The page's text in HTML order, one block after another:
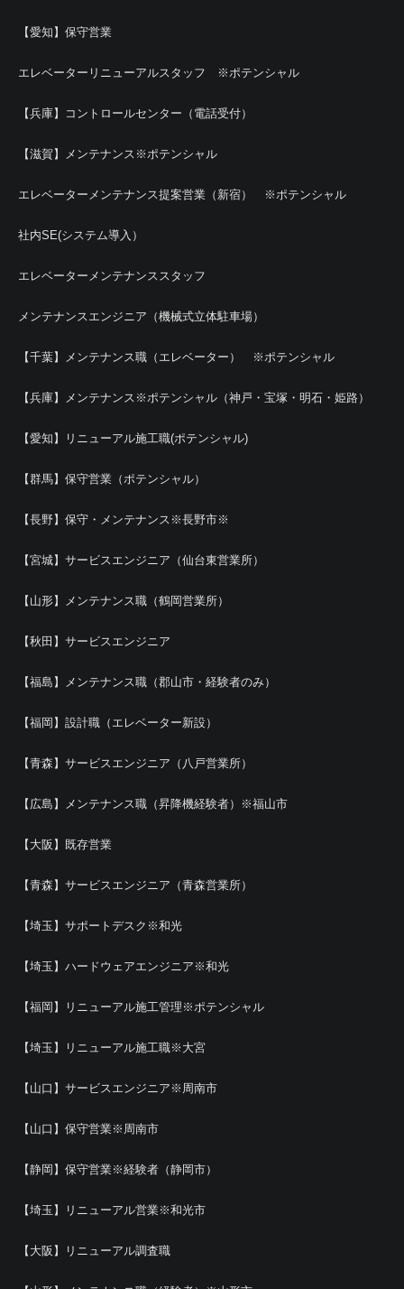
【愛知】保守営業
エレベーターリニューアルスタッフ ※ポテンシャル
【兵庫】コントロールセンター（電話受付）
【滋賀】メンテナンス※ポテンシャル
エレベーターメンテナンス提案営業（新宿） ※ポテンシャル
社内SE(システム導入）
エレベーターメンテナンススタッフ
メンテナンスエンジニア（機械式立体駐車場）
【千葉】メンテナンス職（エレベーター） ※ポテンシャル
【兵庫】メンテナンス※ポテンシャル（神戸・宝塚・明石・姫路）
【愛知】リニューアル施工職(ポテンシャル)
【群馬】保守営業（ポテンシャル）
【長野】保守・メンテナンス※長野市※
【宮城】サービスエンジニア（仙台東営業所）
【山形】メンテナンス職（鶴岡営業所）
【秋田】サービスエンジニア
【福島】メンテナンス職（郡山市・経験者のみ）
【福岡】設計職（エレベーター新設）
【青森】サービスエンジニア（八戸営業所）
【広島】メンテナンス職（昇降機経験者）※福山市
【大阪】既存営業
【青森】サービスエンジニア（青森営業所）
【埼玉】サポートデスク※和光
【埼玉】ハードウェアエンジニア※和光
【福岡】リニューアル施工管理※ポテンシャル
【埼玉】リニューアル施工職※大宮
【山口】サービスエンジニア※周南市
【山口】保守営業※周南市
【静岡】保守営業※経験者（静岡市）
【埼玉】リニューアル営業※和光市
【大阪】リニューアル調査職